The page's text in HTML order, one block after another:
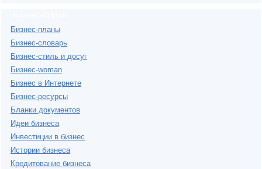
Бизнес-планы
Бизнес-словарь
Бизнес-стиль и досуг
Бизнес-woman
Бизнес в Интернете
Бизнес-ресурсы
Бланки документов
Идеи бизнеса
Инвестиции в бизнес
Истории бизнеса
Кредитование бизнеса